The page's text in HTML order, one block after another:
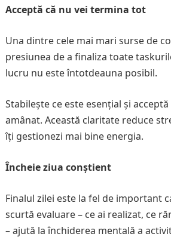
Acceptă că nu vei termina tot
Una dintre cele mai mari surse de
presiunea de a finaliza toate
lucru nu este întotdeauna posibil.
Stabilește ce este esențial și
amânat. Această claritate reduce
îți gestionezi mai bine energia.
Încheie ziua conștient
Finalul zilei este la fel de important
scurtă evaluare – ce ai realizat, ce
– ajută la închiderea mentală a